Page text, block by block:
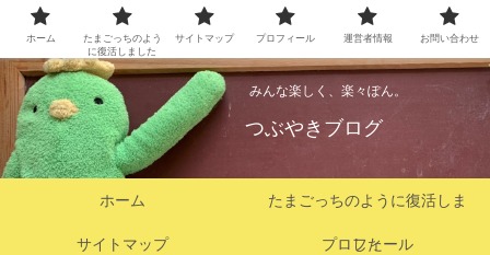
みんな楽しく、楽々ぽん。
つぶやきブログ
ホーム たまごっちのように復活しま
した
サイトマップ プロフィール
ホーム
たまごっちのよう
に復活しました
サイトマップ プロフィール 運営者情報 お問い合わせ